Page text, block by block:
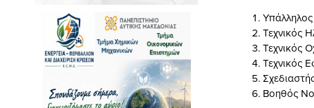
Τεχνικός
Τεχνικός
Τεχνικός
Βοηθός